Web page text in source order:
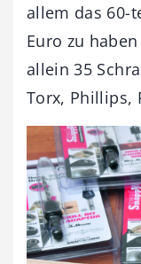
allem das 60-
Euro zu
allein 35
Torx, Phillips,